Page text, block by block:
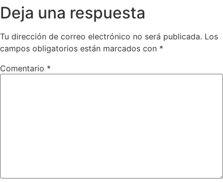
Deja una respuesta
Tu dirección de correo electrónico no será publicada. Los
campos obligatorios están marcados con *
Comentario *